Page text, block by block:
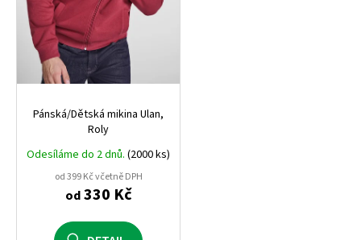
Pánská/Dětská mikina Ulan,
Roly
Odesíláme do 2 dnů. (2000 ks)
od 399 Kč včetně DPH
od330 Kč